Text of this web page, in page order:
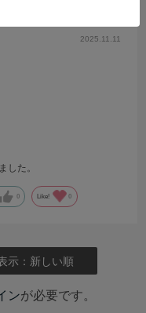
2025.11.11
した。
0 Like! 0
示：新しい順
ンが必要です。